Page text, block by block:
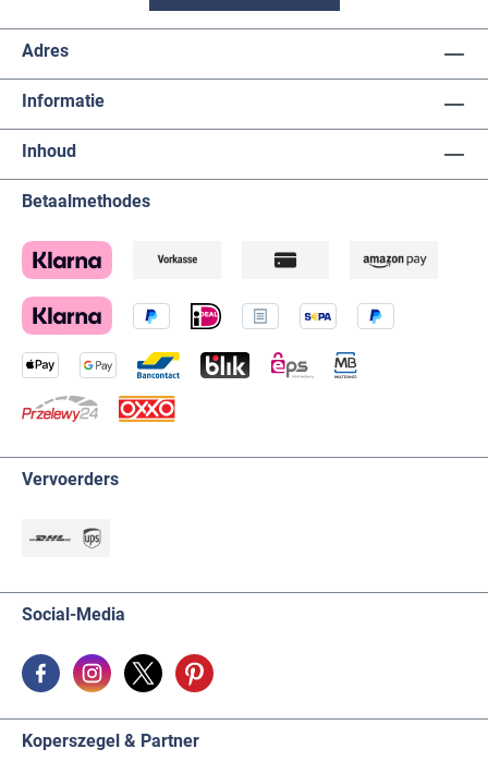
Adres
Informatie
Inhoud
Betaalmethodes
Vervoerders
Social-Media
Koperszegel & Partner